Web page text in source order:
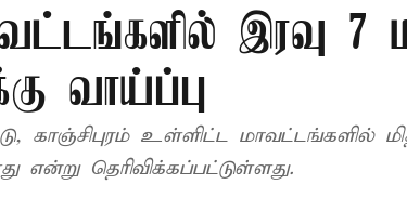
இரவு
வாய்ப்பு
காஞ்சிபுரம் உள்ளிட்ட மாவட்டங்களில்
என்று தெரிவிக்கப்பட்டுள்ளது.